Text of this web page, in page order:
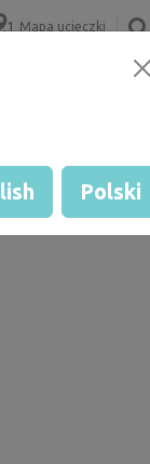
Mapa ucieczki
Polski